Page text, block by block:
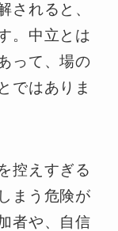
されると、
。中立とは
って、場の
ではありま
控えすぎる
まう危険が
者や、自信